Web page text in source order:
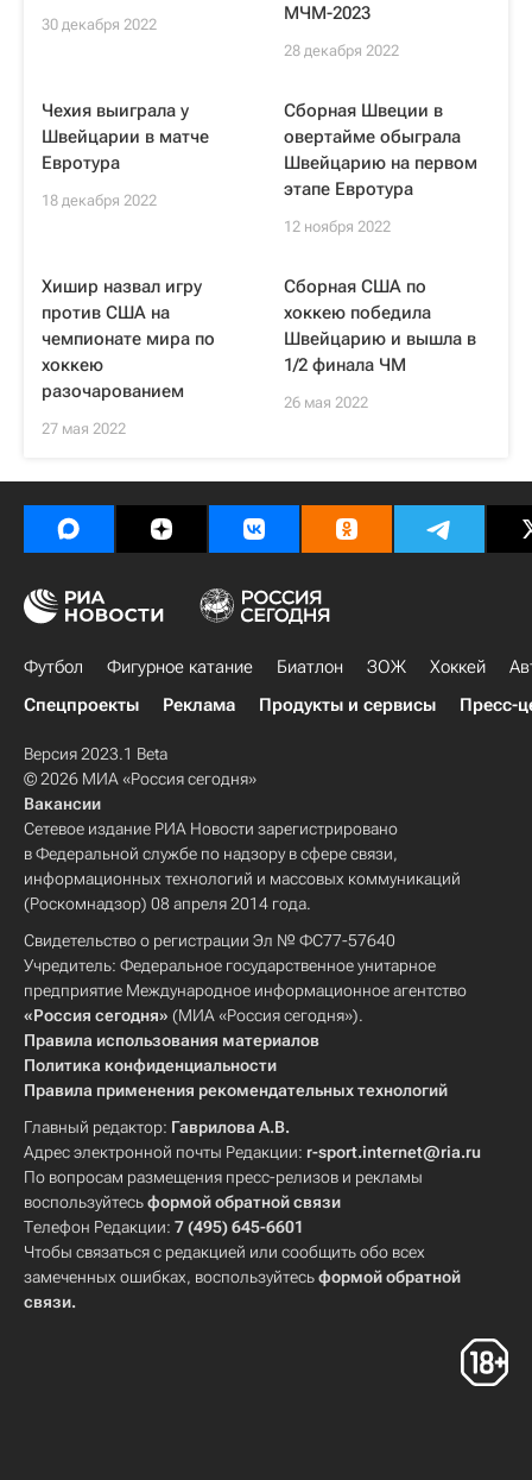
30 декабря 2022
МЧМ-2023
28 декабря 2022
Чехия выиграла у
Швейцарии в матче
Евротура
18 декабря 2022
Сборная Швеции в
овертайме обыграла
Швейцарию на первом
этапе Евротура
12 ноября 2022
Хишир назвал игру
против США на
чемпионате мира по
хоккею
разочарованием
27 мая 2022
Сборная США по
хоккею победила
Швейцарию и вышла в
1/2 финала ЧМ
26 мая 2022
Футбол Фигурное катание Биатлон ЗОЖ Хоккей
Спецпроекты
Реклама Продукты и сервисы Пресс-
Версия 2023.1 Beta
© 2026 МИА «Россия сегодня»
Вакансии
Сетевое издание РИА Новости зарегистрировано
в Федеральной службе по надзору в сфере связи,
информационных технологий и массовых коммуникаций
(Роскомнадзор) 08 апреля 2014 года.
Свидетельство о регистрации Эл № ФС77-57640
Учредитель: Федеральное государственное унитарное
предприятие Международное информационное агентство
«Россия сегодня» (МИА «Россия сегодня»).
Правила использования материалов
Политика конфиденциальности
Правила применения рекомендательных технологий
Главный редактор: Гаврилова А.В.
Адрес электронной почты Редакции: r-sport.internet@ria.ru
По вопросам размещения пресс-релизов и рекламы
воспользуйтесьформой обратной связи
Телефон Редакции: 7 (495) 645-6601
Чтобы связаться с редакцией или сообщить обо всех
замеченных ошибках, воспользуйтесьформой обратной
связи.